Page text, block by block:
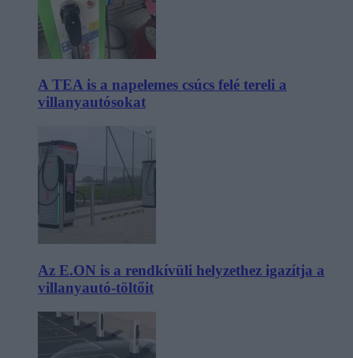
A TEA is a napelemes csúcs felé tereli a
villanyautósokat
Az E.ON is a rendkívüli helyzethez igazítja a
villanyautó-töltőit